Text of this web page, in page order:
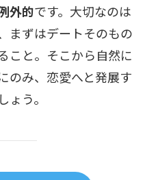
外的です。大切なのは
まずはデートそのもの
こと。そこから自然に
のみ、恋愛へと発展す
う。